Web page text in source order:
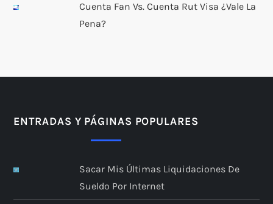
Cuenta Fan Vs. Cuenta Rut Visa ¿Vale La
Pena?
ENTRADAS Y PÁGINAS POPULARES
Sacar Mis Últimas Liquidaciones De
Sueldo Por Internet